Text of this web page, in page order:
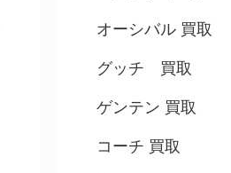
オーシバル 買取
グッチ 買取
ゲンテン 買取
コーチ 買取